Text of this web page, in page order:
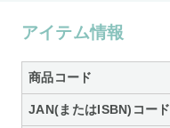
アイテム情報
商品コード
JAN(またはISBN)コード